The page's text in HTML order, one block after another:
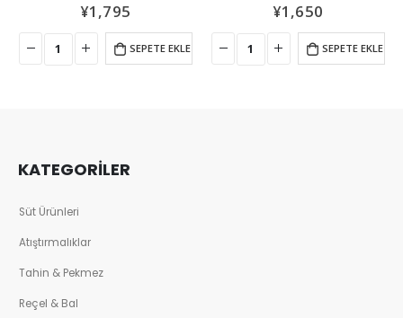
¥1,795
SEPETE EKLE
¥1,650
SEPETE EKLE
KATEGORİLER
Süt Ürünleri
Atıştırmalıklar
Tahin & Pekmez
Reçel & Bal